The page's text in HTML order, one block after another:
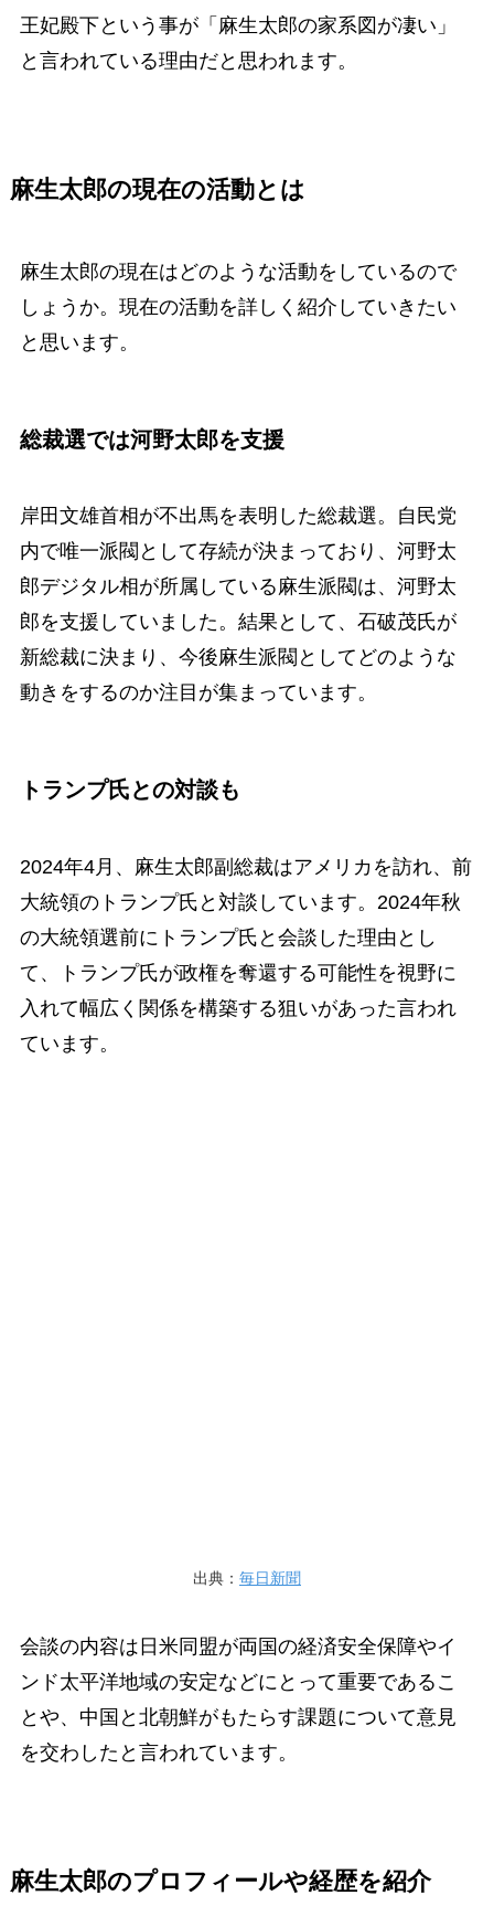
王妃殿下という事が「麻生太郎の家系図が凄い」
と言われている理由だと思われます。
麻生太郎の現在の活動とは
麻生太郎の現在はどのような活動をしているので
しょうか。現在の活動を詳しく紹介していきたい
と思います。
総裁選では河野太郎を支援
岸田文雄首相が不出馬を表明した総裁選。自民党
内で唯一派閥として存続が決まっており、河野太
郎デジタル相が所属している麻生派閥は、河野太
郎を支援していました。結果として、石破茂氏が
新総裁に決まり、今後麻生派閥としてどのような
動きをするのか注目が集まっています。
トランプ氏との対談も
2024年4月、麻生太郎副総裁はアメリカを訪れ、前
大統領のトランプ氏と対談しています。2024年秋
の大統領選前にトランプ氏と会談した理由とし
て、トランプ氏が政権を奪還する可能性を視野に
入れて幅広く関係を構築する狙いがあった言われ
ています。
出典： 毎日新聞
会談の内容は日米同盟が両国の経済安全保障やイ
ンド太平洋地域の安定などにとって重要であるこ
とや、中国と北朝鮮がもたらす課題について意見
を交わしたと言われています。
麻生太郎のプロフィールや経歴を紹介